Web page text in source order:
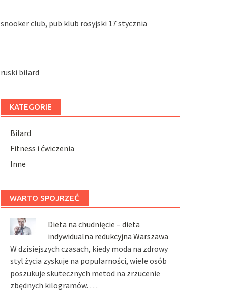
snooker club, pub klub rosyjski 17 stycznia
ruski bilard
KATEGORIE
Bilard
Fitness i ćwiczenia
Inne
WARTO SPOJRZEĆ
Dieta na chudnięcie – dieta
indywidualna redukcyjna Warszawa
W dzisiejszych czasach, kiedy moda na zdrowy
styl życia zyskuje na popularności, wiele osób
poszukuje skutecznych metod na zrzucenie
zbędnych kilogramów. …